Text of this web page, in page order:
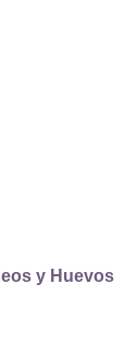
y Huevos